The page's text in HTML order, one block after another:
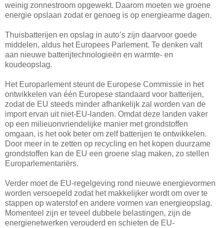
weinig zonnestroom opgewekt. Daarom moeten we groene
energie opslaan zodat er genoeg is op energiearme dagen.
Thuisbatterijen en opslag in auto’s zijn daarvoor goede
middelen, aldus het Europees Parlement. Te denken valt
aan nieuwe batterijtechnologieën en warmte- en
koudeopslag.
Het Europarlement steunt de Europese Commissie in het
ontwikkelen van één Europese standaard voor batterijen,
zodat de EU steeds minder afhankelijk zal worden van de
import ervan uit niet-EU-landen. Omdat deze landen vaker
op een milieuonvriendelijke manier met grondstoffen
omgaan, is het ook beter om zelf batterijen te ontwikkelen.
Door meer in te zetten op recycling en het kopen duurzame
grondstoffen kan de EU een groene slag maken, zo stellen
Europarlementariërs.
Verder moet de EU-regelgeving rond nieuwe energievormen
worden versoepeld zodat het makkelijker wordt om over te
stappen op waterstof en andere vormen van energieopslag.
Momenteel zijn er teveel dubbele belastingen, zijn de
energienetwerken verouderd en schieten de EU-